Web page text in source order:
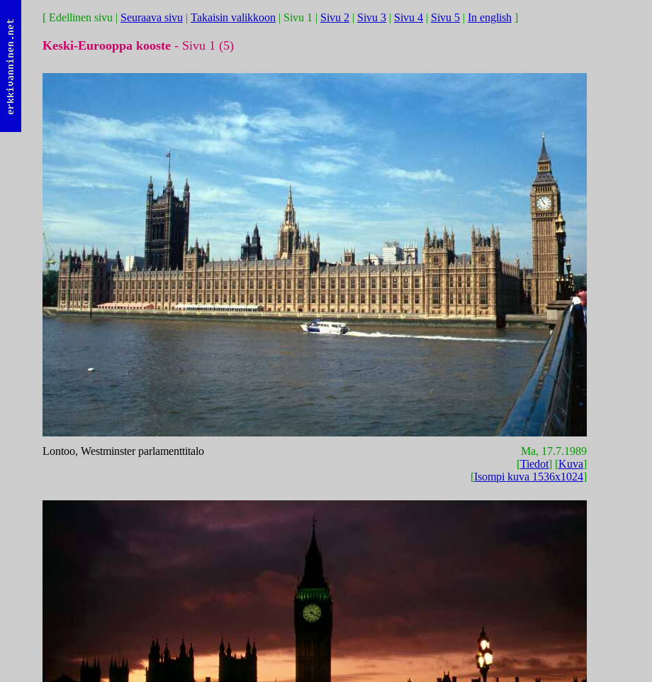
[ Edellinen sivu | Seuraava sivu | Takaisin valikkoon | Sivu 1 | Sivu 2 | Sivu 3 | Sivu 4 | Sivu 5 | In english ]
Keski-Eurooppa kooste - Sivu 1 (5)
Lontoo, Westminster parlamenttitalo
Ma, 17.7.1989
[Tiedot] [Kuva]
[Isompi kuva 1536x1024]